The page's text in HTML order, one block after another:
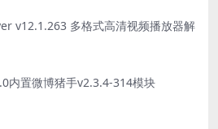
v12.1.263 多格式高清视频播放器解
内置微博猪手v2.3.4-314模块